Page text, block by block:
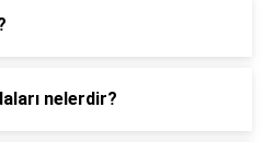
nelerdir?